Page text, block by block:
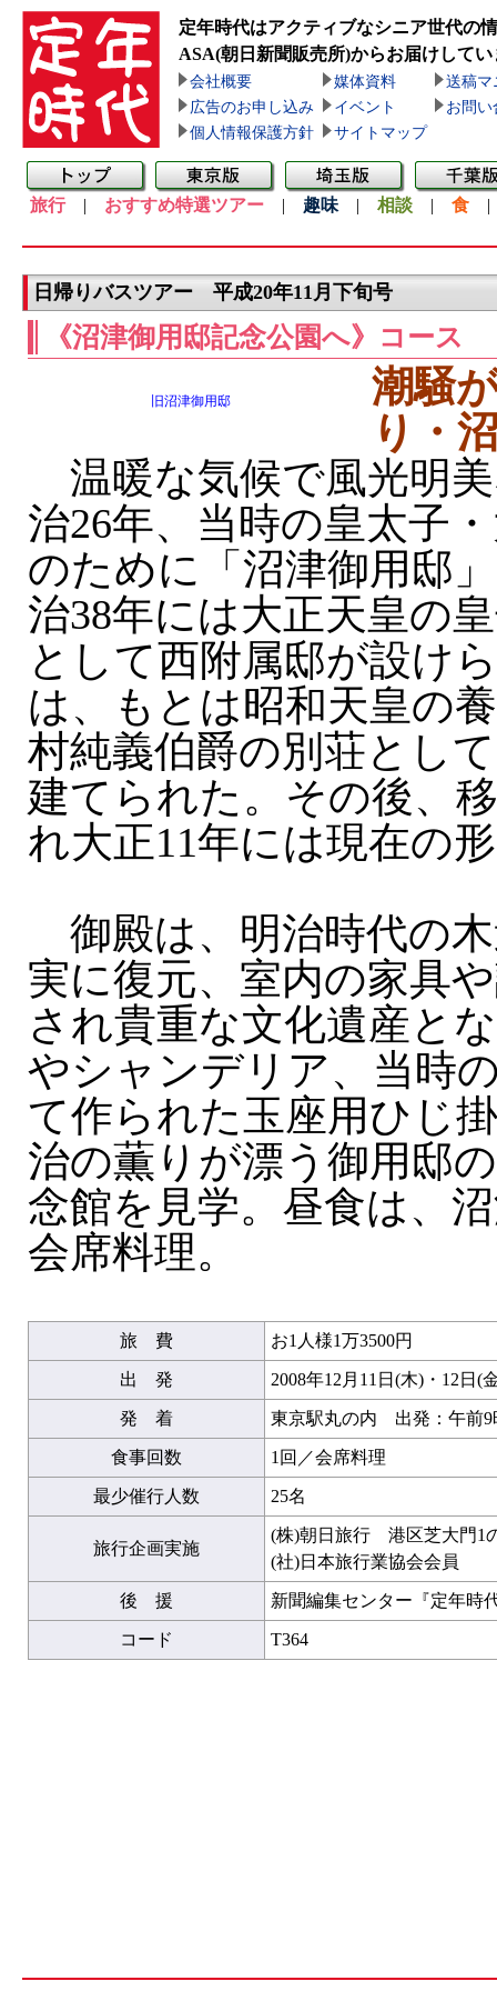
定年時代はアクティブなシニア世代の
ASA(朝日新聞販売所)からお届けしてい
会社概要 媒体資料
送稿マ
広告のお申し込み
イベント
お問い
個人情報保護方針
サイトマップ
旅行| おすすめ特選ツアー | 趣味 | 相談 | 食
日帰りバスツアー 平成20年11月下旬号
《沼津御用邸記念公園へ》コース
旧沼津御用邸
潮騒
り・
温暖な気候で風光明
治26年、当時の皇太子
のために「沼津御用邸
治38年には大正天皇の
として西附属邸が設け
は、もとは昭和天皇の
村純義伯爵の別荘とし
建てられた。その後、
れ大正11年には現在の
御殿は、明治時代の
実に復元、室内の家具
され貴重な文化遺産と
やシャンデリア、当時
て作られた玉座用ひじ
治の薫りが漂う御用邸
念館を見学。昼食は、
会席料理。
旅 費 お1人様1万3500円
出 発 2008年12月11日(木)・12日(
発 着 東京駅丸の内 出発：午前9
食事回数 1回／会席料理
最少催行人数 25名
旅行企画実施
(株)朝日旅行 港区芝大門1
(社)日本旅行業協会会員
後 援 新聞編集センター『定年時
コード T364